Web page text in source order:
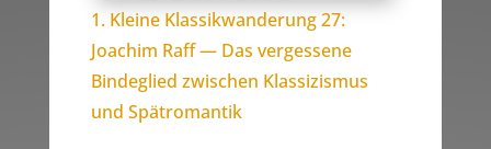
1. Kleine Klassikwanderung 27:
Joachim Raff — Das vergessene
Bindeglied zwischen Klassizismus
und Spätromantik